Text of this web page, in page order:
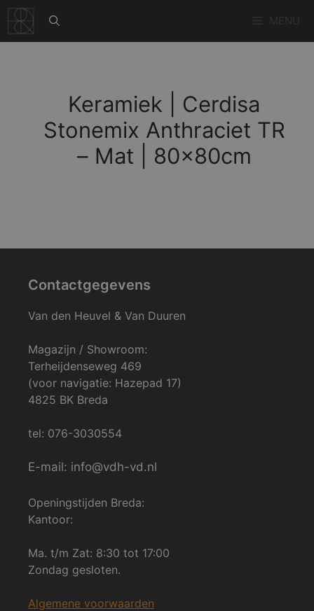
naar
de
Keramiek | Cerdisa
Stonemix Anthraciet TR
– Mat | 80x80cm
Contactgegevens
Van den Heuvel & Van Duuren
Magazijn / Showroom:
Terheijdenseweg 469
(voor navigatie: Hazepad 17)
4825 BK Breda
tel: 076-3030554
E-mail: info@vdh-vd.nl
Openingstijden Breda:
Kantoor:
Ma. t/m Zat: 8:30 tot 17:00
Zondag gesloten.
Algemene voorwaarden